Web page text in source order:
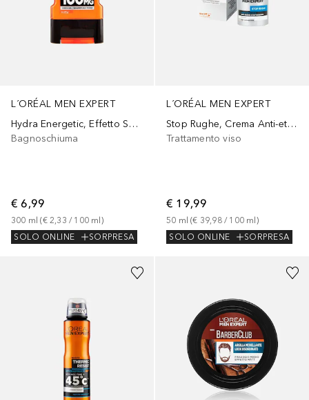
L´ORÉAL MEN EXPERT
Hydra Energetic, Effetto Sveglia Immediato, 300 ml
Bagnoschiuma
€ 6,99
300 ml (€ 2,33 / 100 ml )
SOLO ONLINE
SORPRESA
L´ORÉAL MEN EXPERT
Stop Rughe, Crema Anti-età, Combatte le Rughe d'Espressione,
Trattamento viso
€ 19,99
50 ml (€ 39,98 / 100 ml )
SOLO ONLINE
SORPRESA